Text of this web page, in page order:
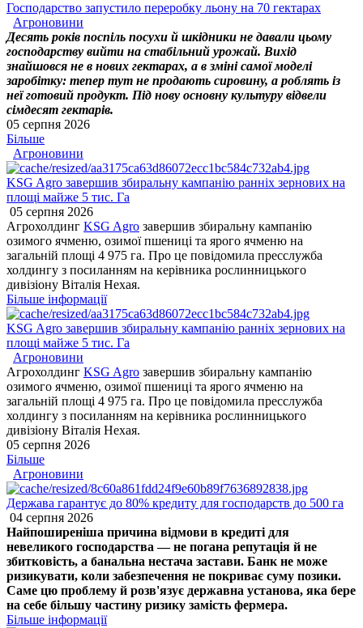
Господарство запустило переробку льону на 70 гектарах
Агроновини
Десять років поспіль посухи й шкідники не давали цьому
господарству вийти на стабільний урожай. Вихід
знайшовся не в нових гектарах, а в зміні самої моделі
заробітку: тепер тут не продають сировину, а роблять із
неї готовий продукт. Під нову основну культуру відвели
сімдесят гектарів.
05 серпня 2026
Більше
Агроновини
KSG Agro завершив збиральну кампанію ранніх зернових на
площі майже 5 тис. Га
05 серпня 2026
Агрохолдинг KSG Agro завершив збиральну кампанію
озимого ячменю, озимої пшениці та ярого ячменю на
загальній площі 4 975 га. Про це повідомила пресслужба
холдингу з посиланням на керівника рослинницького
дивізіону Віталія Нехая.
Більше інформації
KSG Agro завершив збиральну кампанію ранніх зернових на
площі майже 5 тис. Га
Агроновини
Агрохолдинг KSG Agro завершив збиральну кампанію
озимого ячменю, озимої пшениці та ярого ячменю на
загальній площі 4 975 га. Про це повідомила пресслужба
холдингу з посиланням на керівника рослинницького
дивізіону Віталія Нехая.
05 серпня 2026
Більше
Агроновини
Держава гарантує до 80% кредиту для господарств до 500 га
04 серпня 2026
Найпоширеніша причина відмови в кредиті для
невеликого господарства — не погана репутація й не
збитковість, а банальна нестача застави. Банк не може
ризикувати, коли забезпечення не покриває суму позики.
Саме цю проблему й розв'язує державна установа, яка бере
на себе більшу частину ризику замість фермера.
Більше інформації